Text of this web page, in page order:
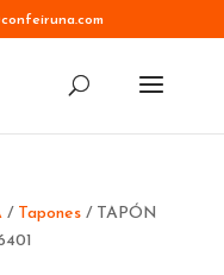
/ Tapones/ TAPÓN